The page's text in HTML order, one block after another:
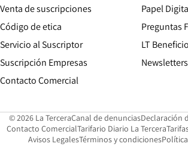
Venta de suscripciones
Código de etica Opens in new window
Servicio al Suscriptor
Suscripción Empresas
Contacto Comercial
Papel
Preguntas
LT
Newsletters
© 2026 La TerceraCanal de denunciasOpens in
Declaración
Contacto ComercialOpens in new window
Tarifario Diario La Tercera
Avisos LegalesOpens in new window
Términos y condiciones